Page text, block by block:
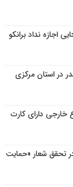
اجازه نداد برانکو
مواد مخدر در استان مرکزی
خارجی دارای کارت
تحقق شعار «حمایت